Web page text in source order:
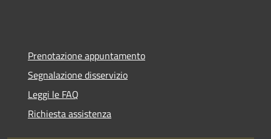
Prenotazione appuntamento
Segnalazione disservizio
Leggi le FAQ
Richiesta assistenza